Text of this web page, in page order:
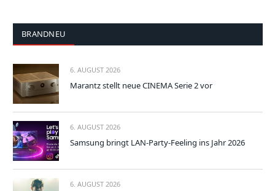
BRANDNEU
6. AUGUST 2026
Marantz stellt neue CINEMA Serie 2 vor
6. AUGUST 2026
Samsung bringt LAN-Party-Feeling ins Jahr 2026
6. AUGUST 2026